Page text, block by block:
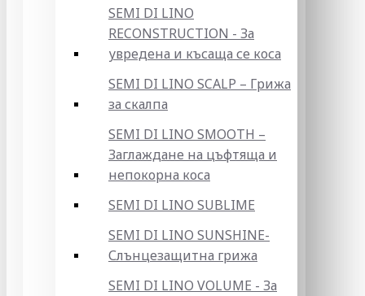
SEMI DI LINO
RECONSTRUCTION - За
увредена и късаща се коса
SEMI DI LINO SCALP – Грижа
за скалпа
SEMI DI LINO SMOOTH –
Заглаждане на цъфтяща и
непокорна коса
SEMI DI LINO SUBLIME
SEMI DI LINO SUNSHINE-
Слънцезащитна грижа
SEMI DI LINO VOLUME - За